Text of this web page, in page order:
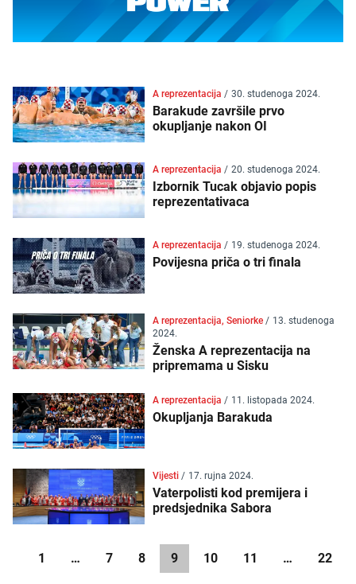
A reprezentacija / 30. studenoga 2024.
Barakude završile prvo
okupljanje nakon OI
A reprezentacija / 20. studenoga 2024.
Izbornik Tucak objavio popis
reprezentativaca
A reprezentacija / 19. studenoga 2024.
Povijesna priča o tri finala
A reprezentacija, Seniorke / 13. studenoga
2024.
Ženska A reprezentacija na
pripremama u Sisku
A reprezentacija / 11. listopada 2024.
Okupljanja Barakuda
Vijesti / 17. rujna 2024.
Vaterpolisti kod premijera i
predsjednika Sabora
1 … 7 8 9 10 11 … 22